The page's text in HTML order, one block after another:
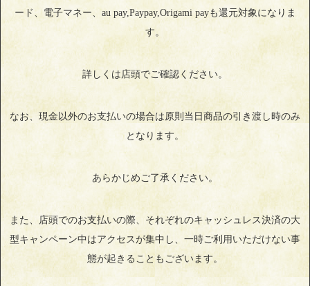
ード、電子マネー、au pay,Paypay,Origami payも還元対象になりま
す。
詳しくは店頭でご確認ください。
なお、現金以外のお支払いの場合は原則当日商品の引き渡し時のみ
となります。
あらかじめご了承ください。
また、店頭でのお支払いの際、それぞれのキャッシュレス決済の大
型キャンペーン中はアクセスが集中し、一時ご利用いただけない事
態が起きることもございます。